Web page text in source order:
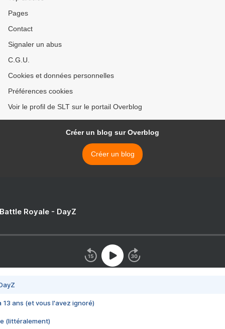
Pages
Contact
Signaler un abus
C.G.U.
Cookies et données personnelles
Préférences cookies
Voir le profil de SLT sur le portail Overblog
Créer un blog sur Overblog
Créer un blog
Royale - DayZ
13 ans (et vous l'avez ignoré)
(littéralement)